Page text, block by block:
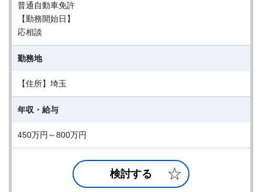
普通自動車免許
【勤務開始日】
応相談
勤務地
【住所】埼玉
年収・給与
450万円～800万円
検討する